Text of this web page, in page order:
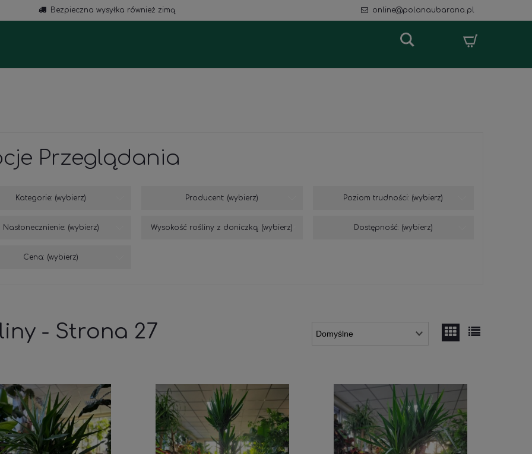
Bezpieczna wysyłka również zimą online@polanaubarana.pl
Przeglądania
Kategorie: (wybierz) Producent: (wybierz) Poziom trudności: (wybierz)
Nasłonecznienie: (wybierz) Wysokość rośliny z doniczką: (wybierz) Dostępność: (wybierz)
Cena: (wybierz)
- Strona 27